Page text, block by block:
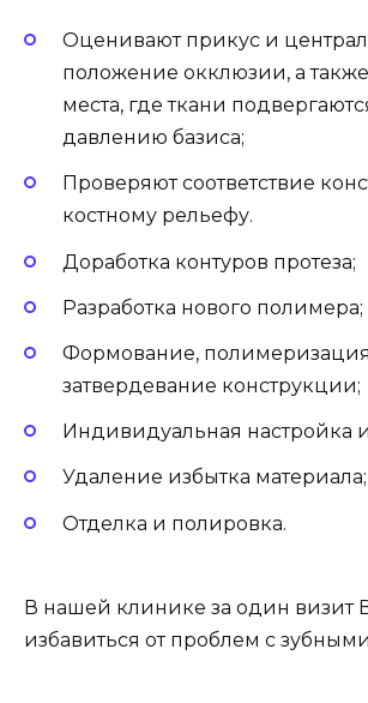
Оценивают прикус и
положение окклюзии, а
места, где ткани
давлению базиса;
Проверяют соответствие
костному рельефу.
Доработка контуров протеза;
Разработка нового полимера;
Формование,
затвердевание конструкции;
Индивидуальная настройка
Удаление избытка материала;
Отделка и полировка.
В нашей клинике за один визит
избавиться от проблем с